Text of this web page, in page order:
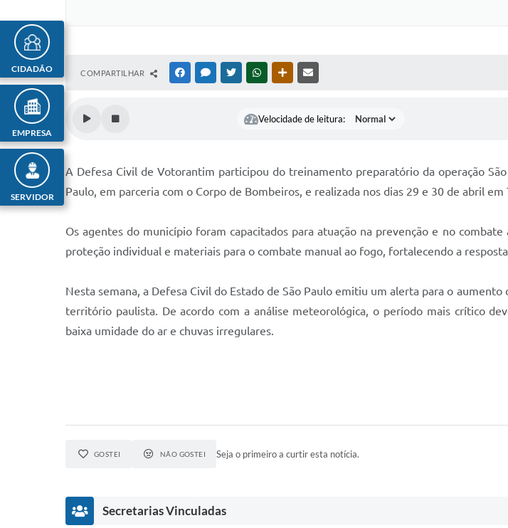
CIDADÃO
EMPRESA
SERVIDOR
COMPARTILHAR FACEBOOKMESSENGER
TWITTERWHATSAPPOUTRAS MÍDIAS
Velocidade de leitura:
A Defesa Civil de Votorantim participou do treinamento preparatório da operação
Paulo, em parceria com o Corpo de Bombeiros, e realizada nos dias 29 e 30 de abril em
Os agentes do município foram capacitados para atuação na prevenção e no
proteção individual e materiais para o combate manual ao fogo, fortalecendo a
Nesta semana, a Defesa Civil do Estado de São Paulo emitiu um alerta para o
território paulista. De acordo com a análise meteorológica, o período mais crítico
baixa umidade do ar e chuvas irregulares.
GOSTEI NÃO GOSTEI Seja o primeiro a curtir esta notícia.
Secretarias Vinculadas